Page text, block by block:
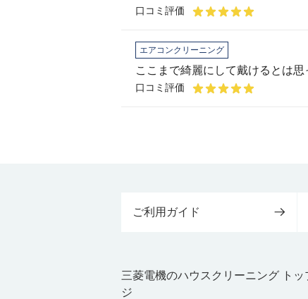
口コミ評価
エアコンクリーニング
ここまで綺麗にして戴けるとは思
口コミ評価
ご利用ガイド
三菱電機のハウスクリーニング トッ
ジ